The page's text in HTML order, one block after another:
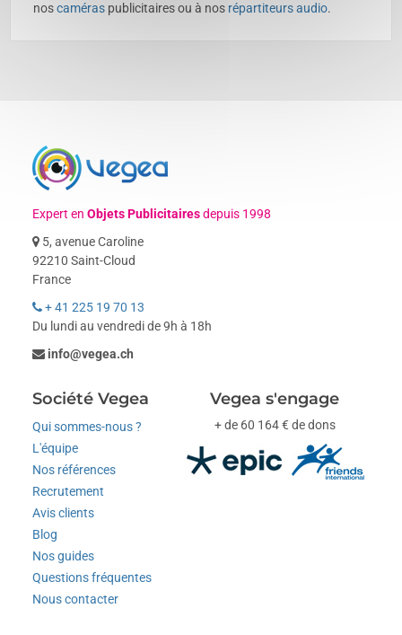
noscaméras publicitaires ou à nos répartiteurs audio.
Expert enObjets Publicitairesdepuis 1998
5, avenue Caroline
92210 Saint-Cloud
France
+ 41 225 19 70 13
Du lundi au vendredi de 9h à 18h
info@vegea.ch
Société Vegea
Qui sommes-nous ?
L'équipe
Nos références
Recrutement
Avis clients
Blog
Nos guides
Questions fréquentes
Nous contacter
Vegea s'engage
+ de 60 164 € de dons